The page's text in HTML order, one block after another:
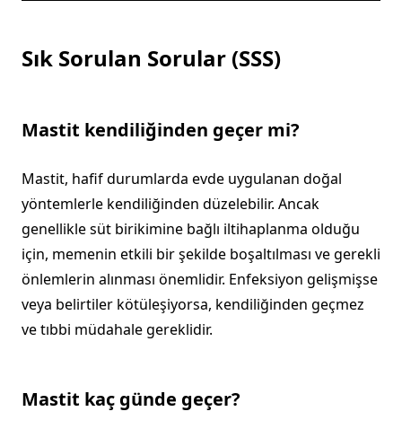
Sık Sorulan Sorular (SSS)
Mastit kendiliğinden geçer mi?
Mastit, hafif durumlarda evde uygulanan doğal
yöntemlerle kendiliğinden düzelebilir. Ancak
genellikle süt birikimine bağlı iltihaplanma olduğu
için, memenin etkili bir şekilde boşaltılması ve gerekli
önlemlerin alınması önemlidir. Enfeksiyon gelişmişse
veya belirtiler kötüleşiyorsa, kendiliğinden geçmez
ve tıbbi müdahale gereklidir.
Mastit kaç günde geçer?